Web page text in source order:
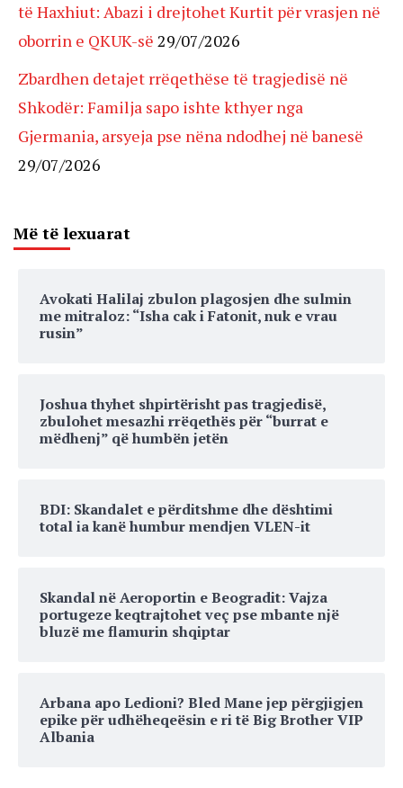
të Haxhiut: Abazi i drejtohet Kurtit për vrasjen në
oborrin e QKUK-së 29/07/2026
Zbardhen detajet rrëqethëse të tragjedisë në
Shkodër: Familja sapo ishte kthyer nga
Gjermania, arsyeja pse nëna ndodhej në banesë
29/07/2026
Më të lexuarat
Avokati Halilaj zbulon plagosjen dhe sulmin
me mitraloz: “Isha cak i Fatonit, nuk e vrau
rusin”
Joshua thyhet shpirtërisht pas tragjedisë,
zbulohet mesazhi rrëqethës për “burrat e
mëdhenj” që humbën jetën
BDI: Skandalet e përditshme dhe dështimi
total ia kanë humbur mendjen VLEN-it
Skandal në Aeroportin e Beogradit: Vajza
portugeze keqtrajtohet veç pse mbante një
bluzë me flamurin shqiptar
Arbana apo Ledioni? Bled Mane jep përgjigjen
epike për udhëheqeësin e ri të Big Brother VIP
Albania